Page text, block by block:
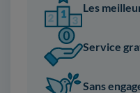
Les
Service
Sans